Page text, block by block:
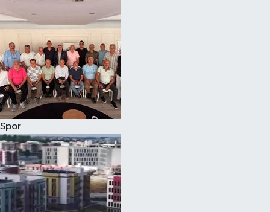
Spor
Magazin
Özel
Resmi İlanlar
Sağlık
Siyaset
Spor
Yaşam